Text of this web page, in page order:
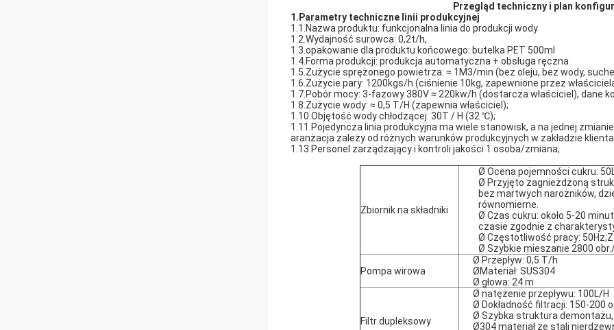
Przegląd techniczny i plan
1. Parametry techniczne linii produkcyjnej
1.1.Nazwa produktu: funkcjonalna linia do produkcji wody
1.2.Wydajność surowca: 0,2t/h,
1.3.opakowanie dla produktu końcowego: butelka PET 500ml
1.4.Forma produkcji: produkcja automatyczna + obsługa ręczna
1.5.Zużycie sprężonego powietrza: ≈ 1M3/min (bez oleju, bez wody,
1.6.Zużycie pary: 1200kgs/h (ciśnienie 10kg, zapewnione przez
1.7.Pobór mocy: 3-fazowy 380V ≈ 220kw/h (dostarcza właściciel), dane
1.8.Zużycie wody: ≈ 0,5 T/H (zapewnia właściciel);
1.10.Objętość wody chłodzącej: 30T / H (32 ℃);
1.11.Pojedyncza linia produkcyjna ma wiele stanowisk, a na jednej
aranżacja zależy od różnych warunków produkcyjnych w zakładzie
1.13.Personel zarządzający i kontroli jakości 1 osoba/zmiana;
Zbiornik na składniki
Ø Ocena pojemności cukru:
Ø Przyjęto zagnieżdżoną
bez martwych narożników,
równomierne.
Ø Czas cukru: około 5-20
czasie zgodnie z
Ø Częstotliwość pracy:
Ø Szybkie mieszanie 2800
Pompa wirowa
Ø Przepływ: 0,5 T/h
ØMateriał: SUS304
Ø głowa: 24 m
Filtr dupleksowy
Ø natężenie przepływu: 100L/H
Ø Dokładność filtracji: 150-200
Ø Szybka struktura
Ø304 materiał ze stali